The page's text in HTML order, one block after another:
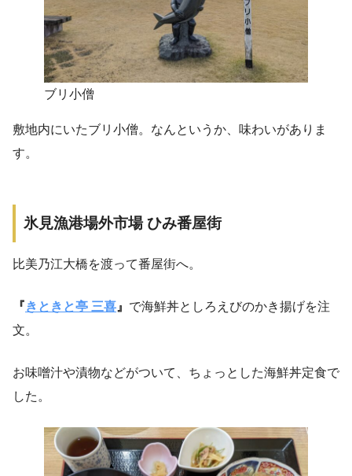
ブリ小僧
敷地内にいたブリ小僧。なんというか、味わいがありま
す。
氷見漁港場外市場 ひみ番屋街
比美乃江大橋を渡って番屋街へ。
『きときと亭 三喜 』 で海鮮丼としろえびのかき揚げを注
文。
お味噌汁や漬物などがついて、ちょっとした海鮮丼定食で
した。